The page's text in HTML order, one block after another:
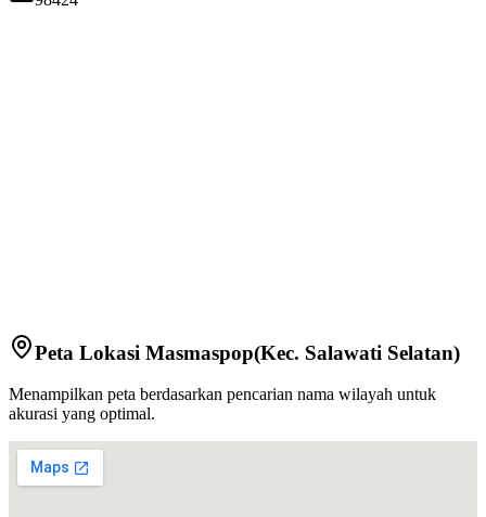
Peta Lokasi Masmaspop(Kec. Salawati Selatan)
Menampilkan peta berdasarkan pencarian nama wilayah untuk
akurasi yang optimal.